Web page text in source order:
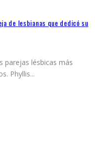
de lesbianas que dedicó su
parejas lésbicas más
Phyllis...